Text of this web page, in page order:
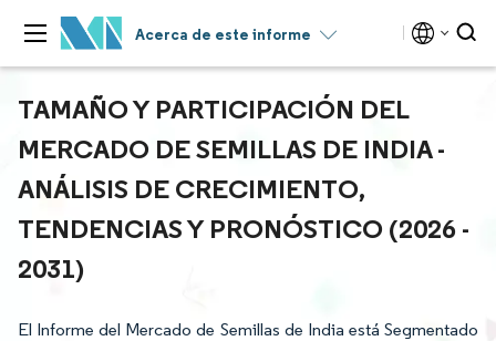
Acerca de este informe
TAMAÑO Y PARTICIPACIÓN DEL
MERCADO DE SEMILLAS DE INDIA -
ANÁLISIS DE CRECIMIENTO,
TENDENCIAS Y PRONÓSTICO (2026 -
2031)
El Informe del Mercado de Semillas de India está Segmentado